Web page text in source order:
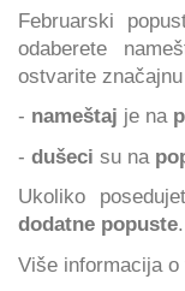
Februarski
odaberete
ostvarite
- nameštaj je na
- dušeci su na
Ukoliko
dodatne popuste.
Više informacija